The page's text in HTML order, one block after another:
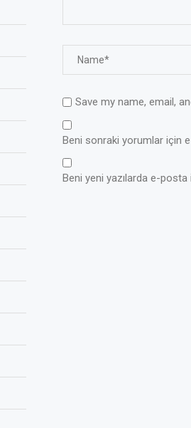
Save my name, email,
Beni sonraki yorumlar için
Beni yeni yazılarda e-posta